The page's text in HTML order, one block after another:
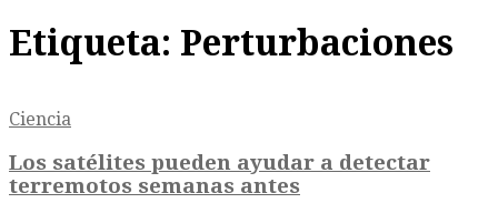
Etiqueta: Perturbaciones
Ciencia
Los satélites pueden ayudar a detectar
terremotos semanas antes